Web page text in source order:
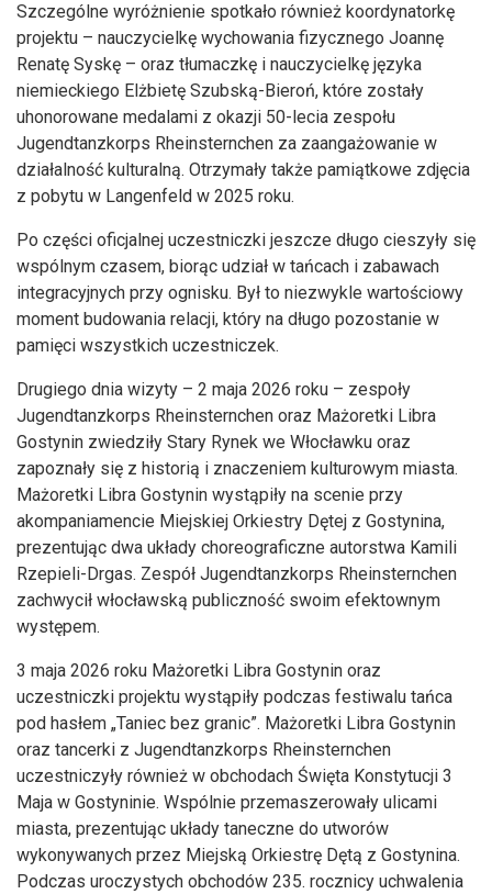
Szczególne wyróżnienie spotkało również koordynatorkę
projektu – nauczycielkę wychowania fizycznego Joannę
Renatę Syskę – oraz tłumaczkę i nauczycielkę języka
niemieckiego Elżbietę Szubską-Bieroń, które zostały
uhonorowane medalami z okazji 50-lecia zespołu
Jugendtanzkorps Rheinsternchen za zaangażowanie w
działalność kulturalną. Otrzymały także pamiątkowe zdjęcia
z pobytu w Langenfeld w 2025 roku.
Po części oficjalnej uczestniczki jeszcze długo cieszyły się
wspólnym czasem, biorąc udział w tańcach i zabawach
integracyjnych przy ognisku. Był to niezwykle wartościowy
moment budowania relacji, który na długo pozostanie w
pamięci wszystkich uczestniczek.
Drugiego dnia wizyty – 2 maja 2026 roku – zespoły
Jugendtanzkorps Rheinsternchen oraz Mażoretki Libra
Gostynin zwiedziły Stary Rynek we Włocławku oraz
zapoznały się z historią i znaczeniem kulturowym miasta.
Mażoretki Libra Gostynin wystąpiły na scenie przy
akompaniamencie Miejskiej Orkiestry Dętej z Gostynina,
prezentując dwa układy choreograficzne autorstwa Kamili
Rzepieli-Drgas. Zespół Jugendtanzkorps Rheinsternchen
zachwycił włocławską publiczność swoim efektownym
występem.
3 maja 2026 roku Mażoretki Libra Gostynin oraz
uczestniczki projektu wystąpiły podczas festiwalu tańca
pod hasłem „Taniec bez granic”. Mażoretki Libra Gostynin
oraz tancerki z Jugendtanzkorps Rheinsternchen
uczestniczyły również w obchodach Święta Konstytucji 3
Maja w Gostyninie. Wspólnie przemaszerowały ulicami
miasta, prezentując układy taneczne do utworów
wykonywanych przez Miejską Orkiestrę Dętą z Gostynina.
Podczas uroczystych obchodów 235. rocznicy uchwalenia